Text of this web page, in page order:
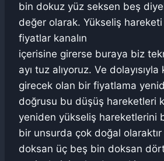
bin dokuz yüz seksen beş
değer olarak. Yükseliş
fiyatlar kanalın
içerisine girerse buraya biz
ayı tuz alıyoruz. Ve
girecek olan bir fiyatlama
doğrusu bu düşüş hareketleri
yeniden yükseliş hareketlerini
bir unsurda çok doğal
doksan üç beş bin doksan